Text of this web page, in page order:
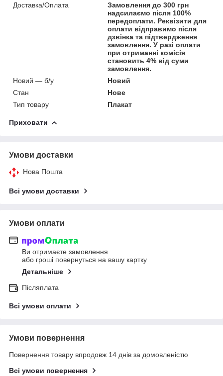
Доставка/Оплата
Замовлення до 300 грн
надсилаємо після 100%
передоплати. Реквізити для
оплати відправимо після
дзвінка та підтвердження
замовлення. У разі оплати
при отриманні комісія
становить 4% від суми
замовлення.
Новий — б/у
Новий
Стан
Нове
Тип товару
Плакат
Приховати
Умови доставки
Нова Пошта
Всі умови доставки
Умови оплати
Ви отримаєте замовлення
або гроші повернуться на вашу картку
Детальніше
Післяплата
Всі умови оплати
Умови повернення
Повернення товару впродовж 14 днів за домовленістю
Всі умови повернення